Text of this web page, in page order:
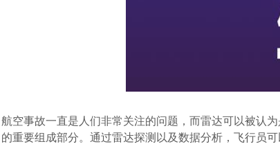
航空事故一直是人们非常关注的问题，而雷达可以被认
的重要组成部分。通过雷达探测以及数据分析，飞行员